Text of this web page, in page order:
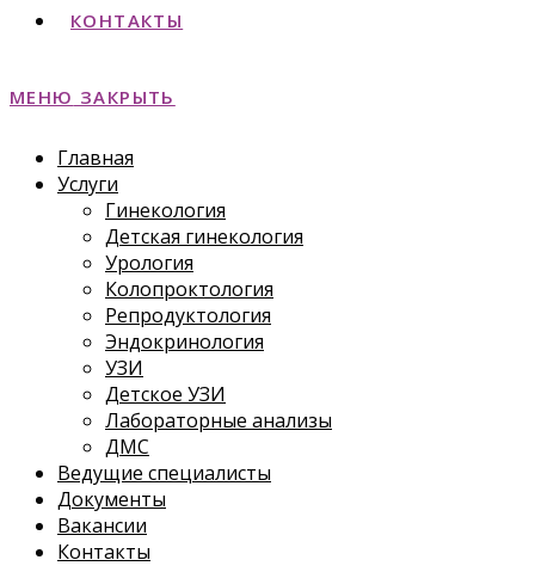
КОНТАКТЫ
МЕНЮ ЗАКРЫТЬ
Главная
Услуги
Гинекология
Детская гинекология
Урология
Колопроктология
Репродуктология
Эндокринология
УЗИ
Детское УЗИ
Лабораторные анализы
ДМС
Ведущие специалисты
Документы
Вакансии
Контакты